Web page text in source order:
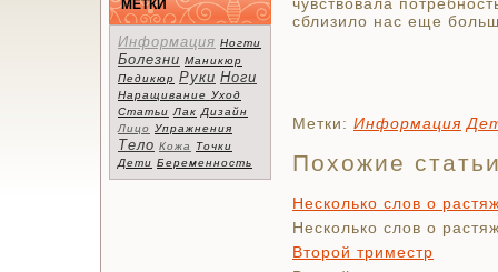
МЕТКИ
Информация Ногти
Болезни Маникюр
Педикюр Руки Ноги
Наращивание Уход
Статьи Лак Дизайн
Лицо Упражнения
Тело Кожа
Точки
Дети Беременность
сблизило нас еще
Метки: Информация
Похожие
Несколько слов о
Несколько слов о
Второй триместр